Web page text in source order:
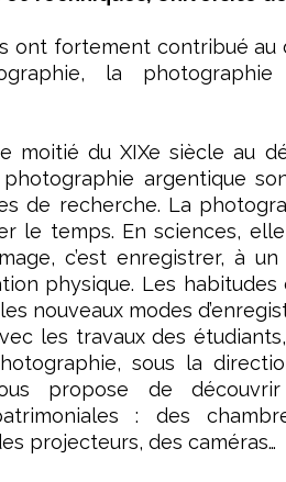
ont fortement contribué
la
moitié du XIXe siècle au
argentique
de recherche. La
le temps. En sciences,
c’est enregistrer, à
physique. Les
nouveaux modes
les travaux des
sous la
propose de
: des
projecteurs, des caméras…